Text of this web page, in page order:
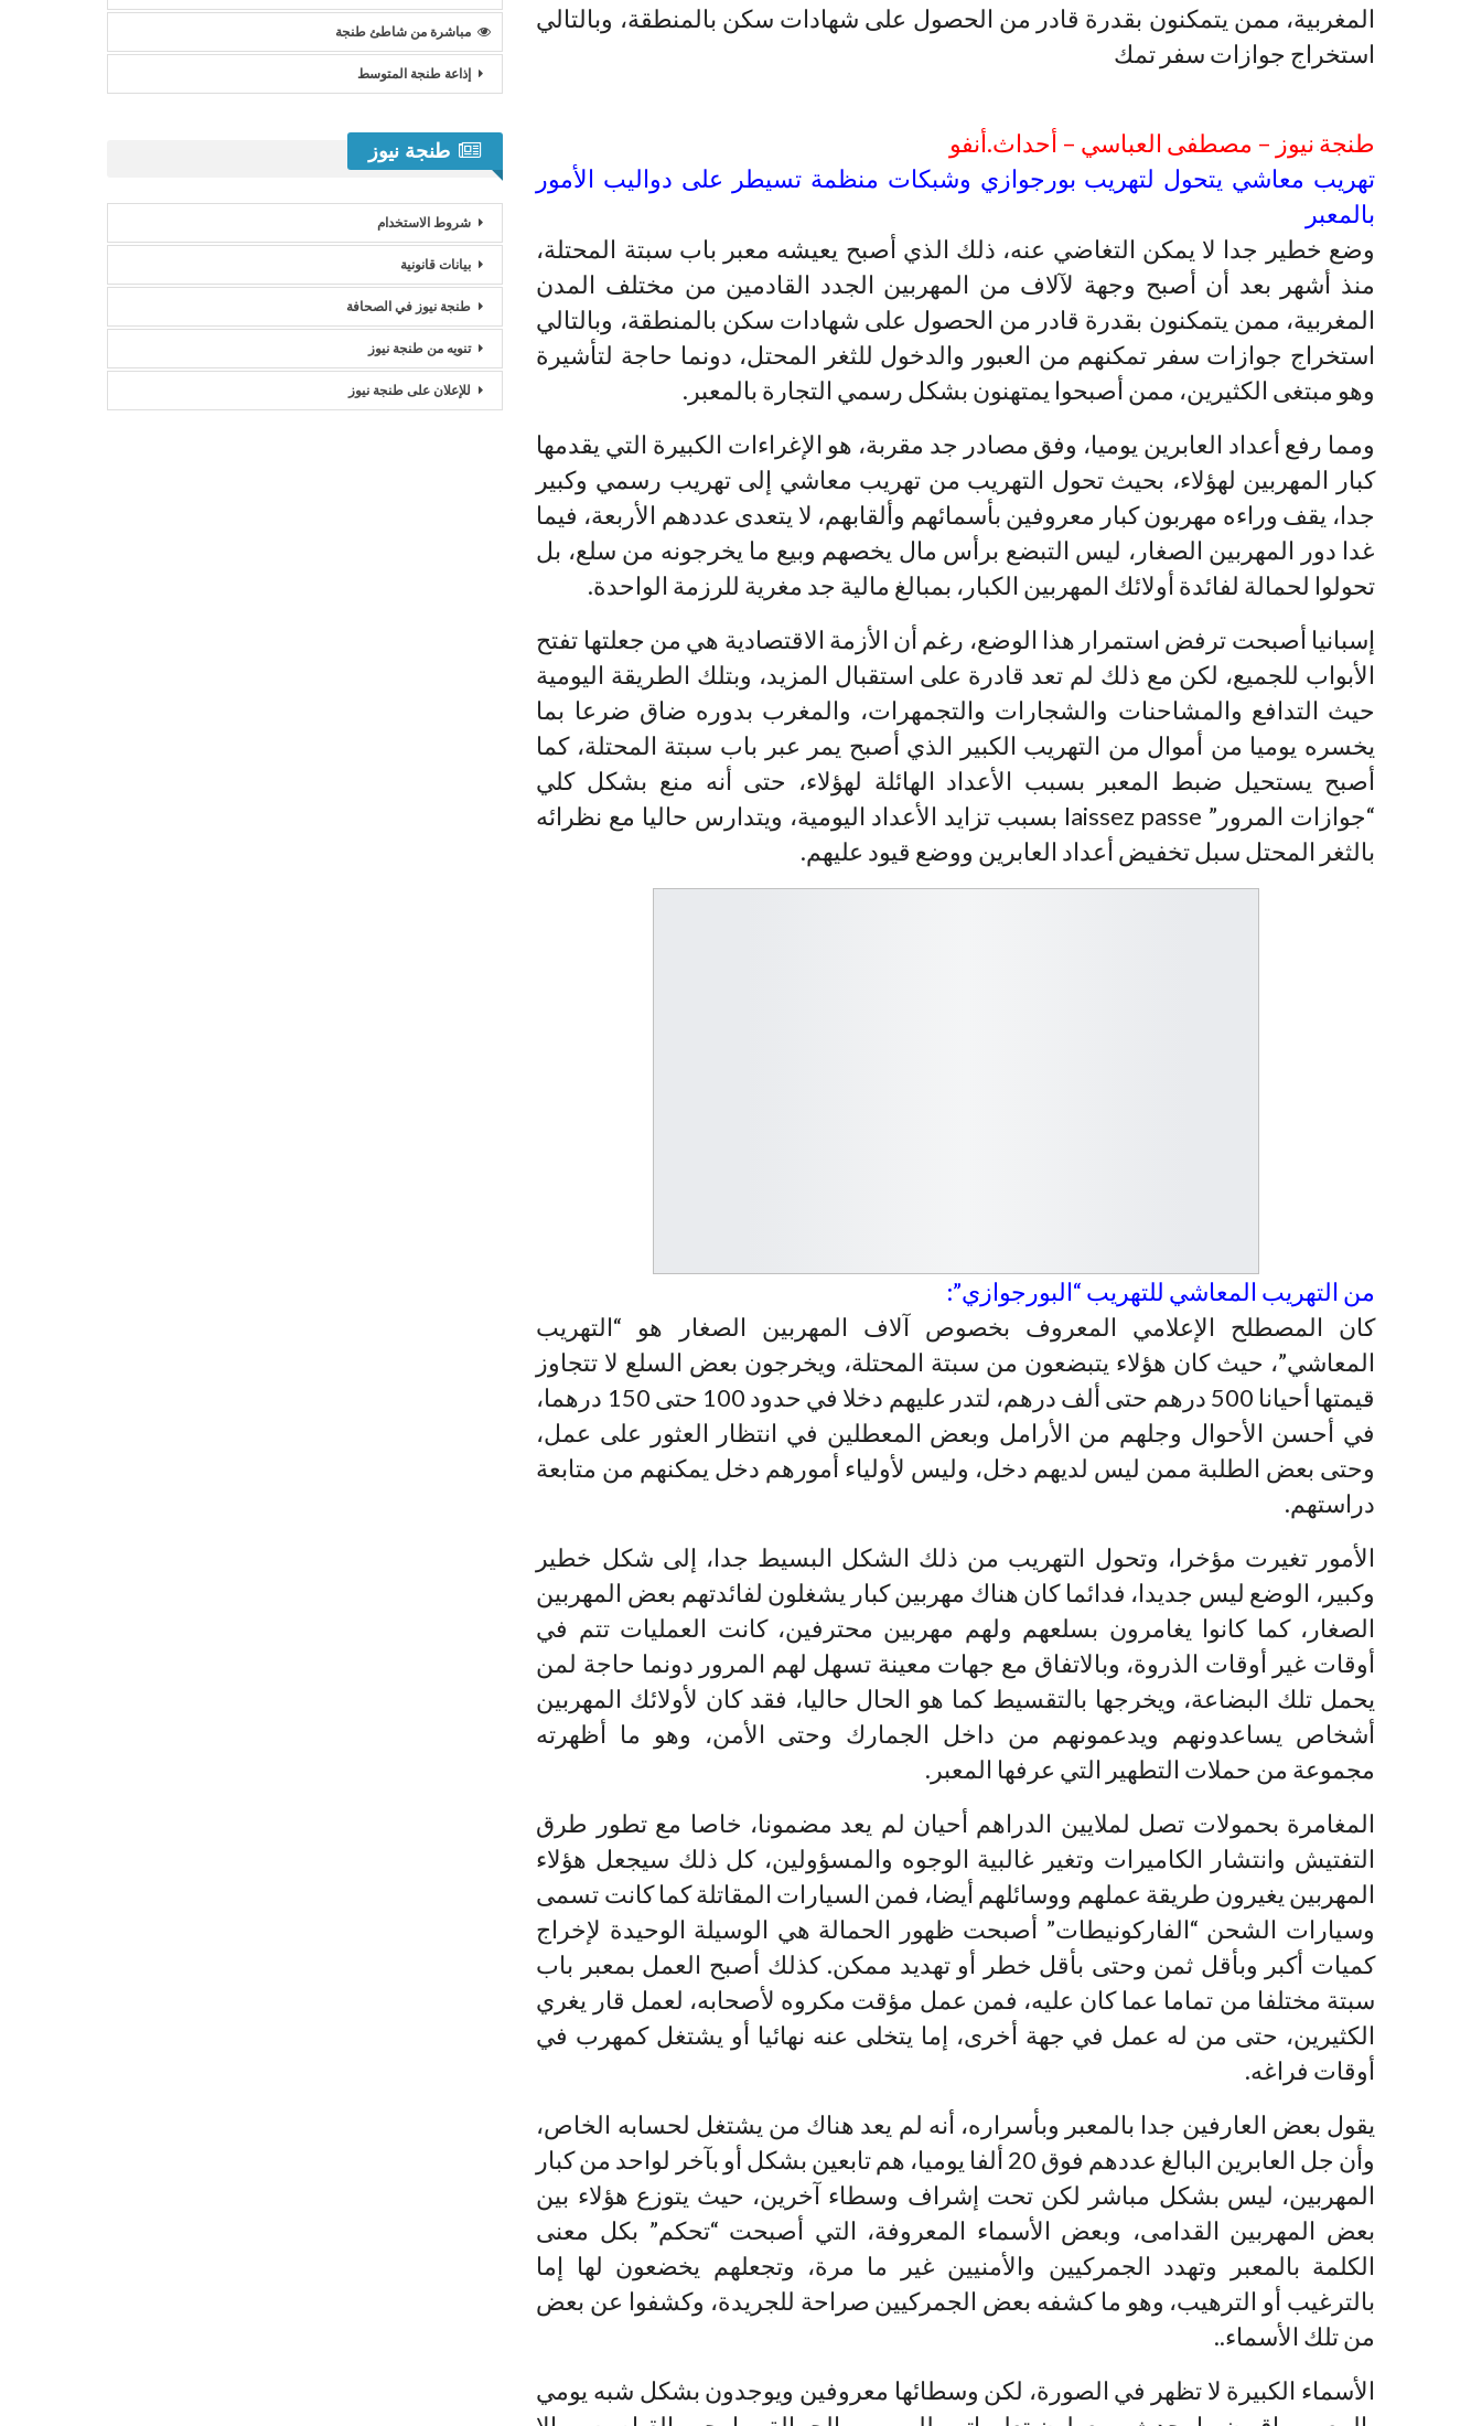
المغربية، ممن يتمكنون بقدرة قادر من الحصول على شهادات سكن بالمنطقة، وبالتالي
استخراج جوازات سفر تمك
طنجة نيوز – مصطفى العباسي – أحداث.أنفو
تهريب معاشي يتحول لتهريب بورجوازي وشبكات منظمة تسيطر على دواليب الأمور
بالمعبر
وضع خطير جدا لا يمكن التغاضي عنه، ذلك الذي أصبح يعيشه معبر باب سبتة المحتلة،
منذ أشهر بعد أن أصبح وجهة لآلاف من المهربين الجدد القادمين من مختلف المدن
المغربية، ممن يتمكنون بقدرة قادر من الحصول على شهادات سكن بالمنطقة، وبالتالي
استخراج جوازات سفر تمكنهم من العبور والدخول للثغر المحتل، دونما حاجة لتأشيرة
وهو مبتغى الكثيرين، ممن أصبحوا يمتهنون بشكل رسمي التجارة بالمعبر.
ومما رفع أعداد العابرين يوميا، وفق مصادر جد مقربة، هو الإغراءات الكبيرة التي يقدمها
كبار المهربين لهؤلاء، بحيث تحول التهريب من تهريب معاشي إلى تهريب رسمي وكبير
جدا، يقف وراءه مهربون كبار معروفين بأسمائهم وألقابهم، لا يتعدى عددهم الأربعة، فيما
غدا دور المهربين الصغار، ليس التبضع برأس مال يخصهم وبيع ما يخرجونه من سلع، بل
تحولوا لحمالة لفائدة أولائك المهربين الكبار، بمبالغ مالية جد مغرية للرزمة الواحدة.
إسبانيا أصبحت ترفض استمرار هذا الوضع، رغم أن الأزمة الاقتصادية هي من جعلتها تفتح
الأبواب للجميع، لكن مع ذلك لم تعد قادرة على استقبال المزيد، وبتلك الطريقة اليومية
حيث التدافع والمشاحنات والشجارات والتجمهرات، والمغرب بدوره ضاق ضرعا بما
يخسره يوميا من أموال من التهريب الكبير الذي أصبح يمر عبر باب سبتة المحتلة، كما
أصبح يستحيل ضبط المعبر بسبب الأعداد الهائلة لهؤلاء، حتى أنه منع بشكل كلي
“جوازات المرور” ‪laissez passe‬ بسبب تزايد الأعداد اليومية، ويتدارس حاليا مع نظرائه
بالثغر المحتل سبل تخفيض أعداد العابرين ووضع قيود عليهم.
من التهريب المعاشي للتهريب “البورجوازي”:
كان المصطلح الإعلامي المعروف بخصوص آلاف المهربين الصغار هو “التهريب
المعاشي”، حيث كان هؤلاء يتبضعون من سبتة المحتلة، ويخرجون بعض السلع لا تتجاوز
قيمتها أحيانا 500 درهم حتى ألف درهم، لتدر عليهم دخلا في حدود 100 حتى 150 درهما،
في أحسن الأحوال وجلهم من الأرامل وبعض المعطلين في انتظار العثور على عمل،
وحتى بعض الطلبة ممن ليس لديهم دخل، وليس لأولياء أمورهم دخل يمكنهم من متابعة
دراستهم.
الأمور تغيرت مؤخرا، وتحول التهريب من ذلك الشكل البسيط جدا، إلى شكل خطير
وكبير، الوضع ليس جديدا، فدائما كان هناك مهربين كبار يشغلون لفائدتهم بعض المهربين
الصغار، كما كانوا يغامرون بسلعهم ولهم مهربين محترفين، كانت العمليات تتم في
أوقات غير أوقات الذروة، وبالاتفاق مع جهات معينة تسهل لهم المرور دونما حاجة لمن
يحمل تلك البضاعة، ويخرجها بالتقسيط كما هو الحال حاليا، فقد كان لأولائك المهربين
أشخاص يساعدونهم ويدعمونهم من داخل الجمارك وحتى الأمن، وهو ما أظهرته
مجموعة من حملات التطهير التي عرفها المعبر.
المغامرة بحمولات تصل لملايين الدراهم أحيان لم يعد مضمونا، خاصا مع تطور طرق
التفتيش وانتشار الكاميرات وتغير غالبية الوجوه والمسؤولين، كل ذلك سيجعل هؤلاء
المهربين يغيرون طريقة عملهم ووسائلهم أيضا، فمن السيارات المقاتلة كما كانت تسمى
وسيارات الشحن “الفاركونيطات” أصبحت ظهور الحمالة هي الوسيلة الوحيدة لإخراج
كميات أكبر وبأقل ثمن وحتى بأقل خطر أو تهديد ممكن. كذلك أصبح العمل بمعبر باب
سبتة مختلفا من تماما عما كان عليه، فمن عمل مؤقت مكروه لأصحابه، لعمل قار يغري
الكثيرين، حتى من له عمل في جهة أخرى، إما يتخلى عنه نهائيا أو يشتغل كمهرب في
أوقات فراغه.
يقول بعض العارفين جدا بالمعبر وبأسراره، أنه لم يعد هناك من يشتغل لحسابه الخاص،
وأن جل العابرين البالغ عددهم فوق 20 ألفا يوميا، هم تابعين بشكل أو بآخر لواحد من كبار
المهربين، ليس بشكل مباشر لكن تحت إشراف وسطاء آخرين، حيث يتوزع هؤلاء بين
بعض المهربين القدامى، وبعض الأسماء المعروفة، التي أصبحت “تحكم” بكل معنى
الكلمة بالمعبر وتهدد الجمركيين والأمنيين غير ما مرة، وتجعلهم يخضعون لها إما
بالترغيب أو الترهيب، وهو ما كشفه بعض الجمركيين صراحة للجريدة، وكشفوا عن بعض
من تلك الأسماء..
الأسماء الكبيرة لا تظهر في الصورة، لكن وسطائها معروفين ويوجدون بشكل شبه يومي
مباشرة من شاطئ طنجة
إذاعة طنجة المتوسط
طنجة نيوز
شروط الاستخدام
بيانات قانونية
طنجة نيوز في الصحافة
تنويه من طنجة نيوز
للإعلان على طنجة نيوز